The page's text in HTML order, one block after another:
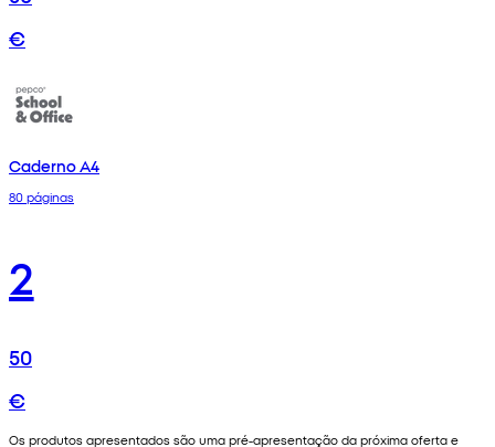
€
Caderno A4
80 páginas
2
50
€
Os produtos apresentados são uma pré-apresentação da próxima oferta e